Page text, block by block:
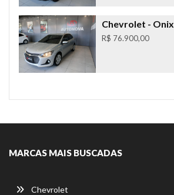
Chevrolet - Onix
R$ 76.900,00
MARCAS MAIS BUSCADAS
Chevrolet